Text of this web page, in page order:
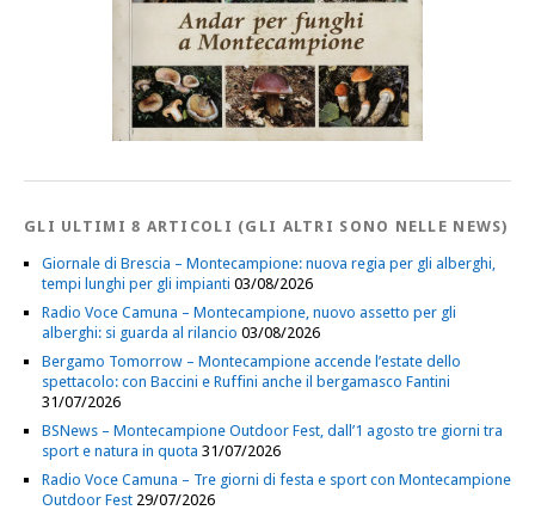
GLI ULTIMI 8 ARTICOLI (GLI ALTRI SONO NELLE NEWS)
Giornale di Brescia – Montecampione: nuova regia per gli alberghi,
tempi lunghi per gli impianti 03/08/2026
Radio Voce Camuna – Montecampione, nuovo assetto per gli
alberghi: si guarda al rilancio 03/08/2026
Bergamo Tomorrow – Montecampione accende l’estate dello
spettacolo: con Baccini e Ruffini anche il bergamasco Fantini
31/07/2026
BSNews – Montecampione Outdoor Fest, dall’1 agosto tre giorni tra
sport e natura in quota 31/07/2026
Radio Voce Camuna – Tre giorni di festa e sport con Montecampione
Outdoor Fest 29/07/2026